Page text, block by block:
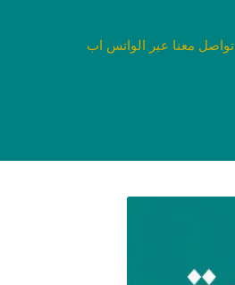
تواصل معنا عبر الواتس اب